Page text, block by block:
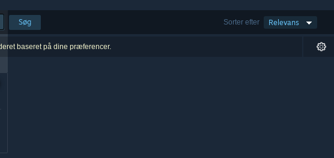
Sorter efter Relevans
Søg
baseret på dine præferencer.